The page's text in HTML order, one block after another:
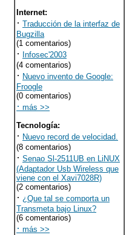
Internet:
· Traducción de la interfaz de
Bugzilla
(1 comentarios)
·
Infosec'2003
(4 comentarios)
· Nuevo invento de Google:
Froogle
(0 comentarios)
· más >>
Tecnología:
· Nuevo record de velocidad.
(8 comentarios)
· Senao Sl-2511UB en LiNUX
(Adaptador Usb Wireless que
viene con el Xavi7028R)
(2 comentarios)
· ¿Que tal se comporta un
Transmeta bajo Linux?
(6 comentarios)
· más >>